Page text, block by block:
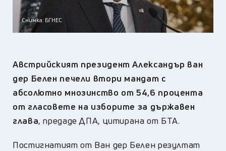
Снимка: БГНЕС
Австрийският президент Александър ван
дер Белен печели втори мандат с
абсолютно мнозинство от 54,6 процента
от гласовете на изборите за държавен
глава, предаде ДПА, цитирана от БТА.
Постигнатият от Ван дер Белен резултат